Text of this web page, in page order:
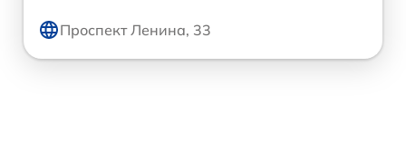
Проспект Ленина, 33